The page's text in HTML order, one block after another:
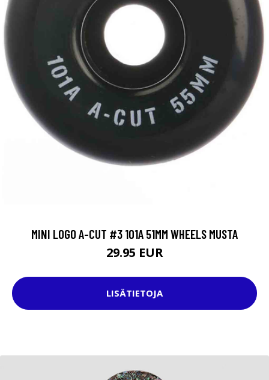
MINI LOGO A-CUT #3 101A 51MM WHEELS MUSTA
29.95 EUR
LISÄTIETOJA